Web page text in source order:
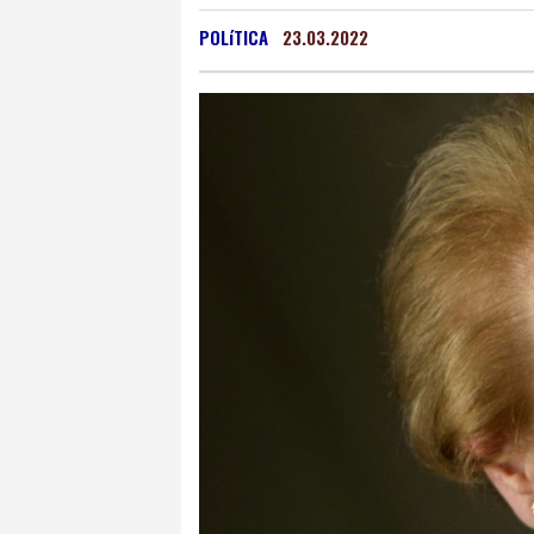
San Salvador
32 °C
Grenada
32 °C
POLíTICA 23.03.2022